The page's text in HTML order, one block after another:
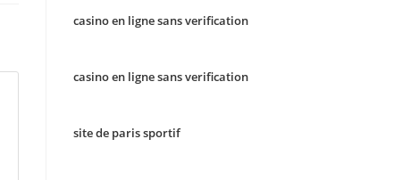
casino en ligne sans verification
casino en ligne sans verification
site de paris sportif